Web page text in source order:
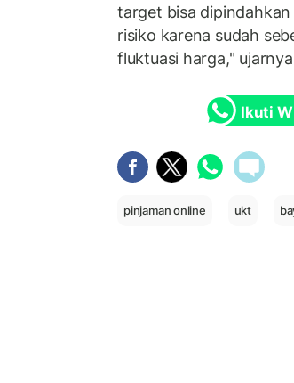
target bisa
risiko karena sudah
fluktuasi harga,"
Ikuti
pinjaman online ukt